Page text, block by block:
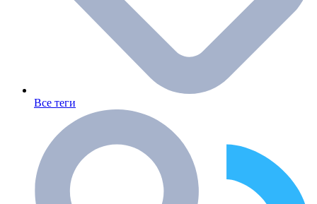
Все теги